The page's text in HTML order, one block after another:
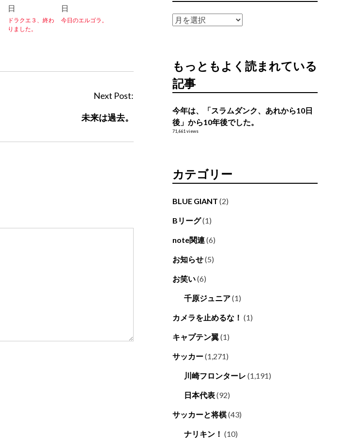
日
ドラクエ３、終わ
りました。
日
今日のエルゴラ。
Next Post:
未来は過去。
ア
ブ
もっともよく読まれている
記事
今年は、「スラムダンク、あれから10日
後」から10年後でした。
71,661 views
カテゴリー
BLUE GIANT (2)
Bリーグ(1)
note関連(6)
お知らせ(5)
お笑い(6)
千原ジュニア(1)
カメラを止めるな！ (1)
キャプテン翼(1)
サッカー(1,271)
川崎フロンターレ (1,191)
日本代表(92)
サッカーと将棋(43)
ナリキン！ (10)